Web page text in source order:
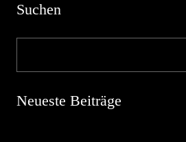
Suchen
Neueste Beiträge